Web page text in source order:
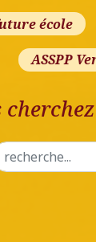
école
ASSPP